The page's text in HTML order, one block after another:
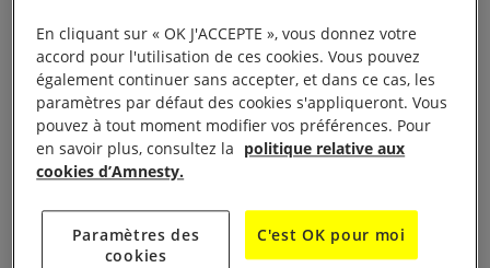
Le thème : Activités des entreprises et produits dans
les colonies israéliennes : quelles conséquences sur
les droits humains des Palestiniens ?
Jeudi 16 novembre à 19h30
Amnesty International France, 72-76 Boulevard de
la Villette, 75019 Paris
En cliquant sur « OK J'ACCEPTE », vous donnez votre
accord pour l'utilisation de ces cookies. Vous pouvez
également continuer sans accepter, et dans ce cas, les
paramètres par défaut des cookies s'appliqueront. Vous
pouvez à tout moment modifier vos préférences. Pour
en savoir plus, consultez la politique relative aux
cookies d’Amnesty.
Paramètres des
cookies
C'est OK pour moi